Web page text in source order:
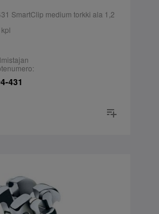
SmartClip medium torkki ala 1,2
431